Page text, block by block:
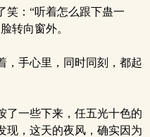
：“听着怎么跟下蛊一
转向窗外。
手心里，同时同刻，都起
一些下来，任五光十色的
现，这天的夜风，确实因为